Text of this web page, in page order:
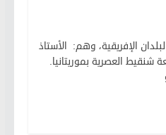
الإفريقية، وهم: الأستاذ
شنقيط العصرية بموريتانيا.